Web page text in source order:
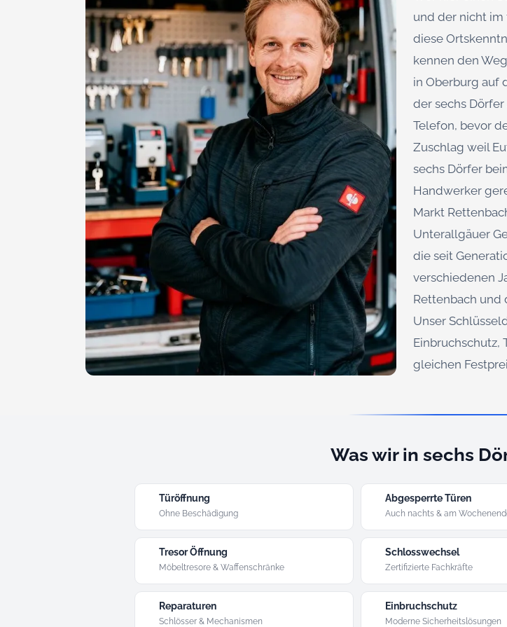
und der nicht im
diese
kennen den
in Oberburg auf
der sechs
Telefon, bevor
Zuschlag weil
sechs Dörfer
Handwerker
Markt
Unterallgäuer
die seit
verschiedenen
Rettenbach und
Unser
Einbruchschutz,
gleichen
Was wir in sechs
Türöffnung
Ohne Beschädigung
Abgesperrte Türen
Auch nachts & am
Tresor Öffnung
Möbeltresore & Waffenschränke
Schlosswechsel
Zertifizierte Fachkräfte
Reparaturen
Schlösser & Mechanismen
Einbruchschutz
Moderne Sicherheitslösungen